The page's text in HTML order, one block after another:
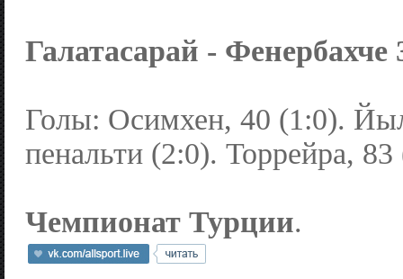
Галатасарай - Фенербахче
Голы: Осимхен, 40 (1:0).
пенальти (2:0). Торрейра,
Чемпионат Турции.